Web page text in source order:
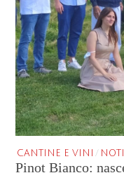
CANTINE E VINI /
Pinot Bianco: